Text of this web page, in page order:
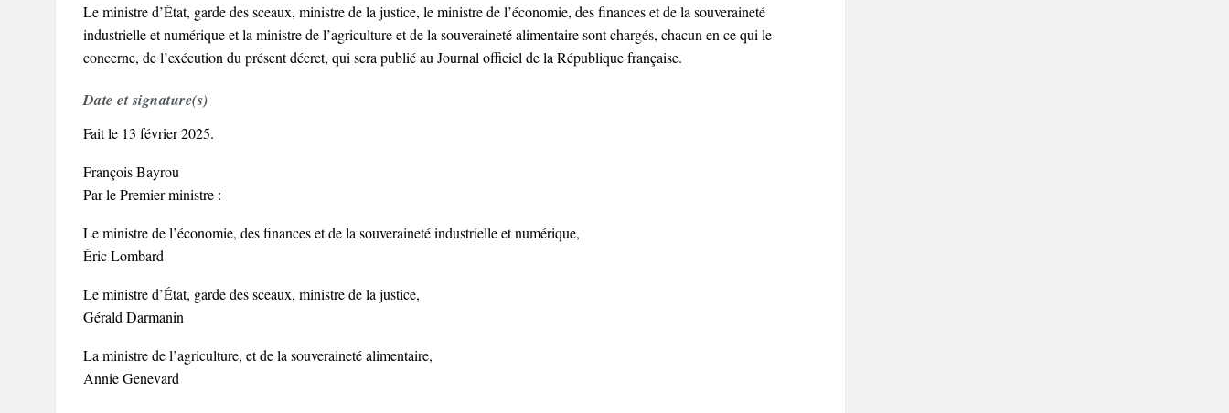
Le ministre d’État, garde des sceaux, ministre de la justice, le ministre de l’économie, des finances et de la souveraineté
industrielle et numérique et la ministre de l’agriculture et de la souveraineté alimentaire sont chargés, chacun en ce qui le
concerne, de l’exécution du présent décret, qui sera publié au Journal officiel de la République française.
Date et signature(s)
Fait le 13 février 2025.
François Bayrou
Par le Premier ministre :
Le ministre de l’économie, des finances et de la souveraineté industrielle et numérique,
Éric Lombard
Le ministre d’État, garde des sceaux, ministre de la justice,
Gérald Darmanin
La ministre de l’agriculture, et de la souveraineté alimentaire,
Annie Genevard